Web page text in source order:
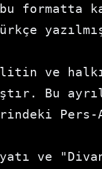
formatta
ve
Bu
ve